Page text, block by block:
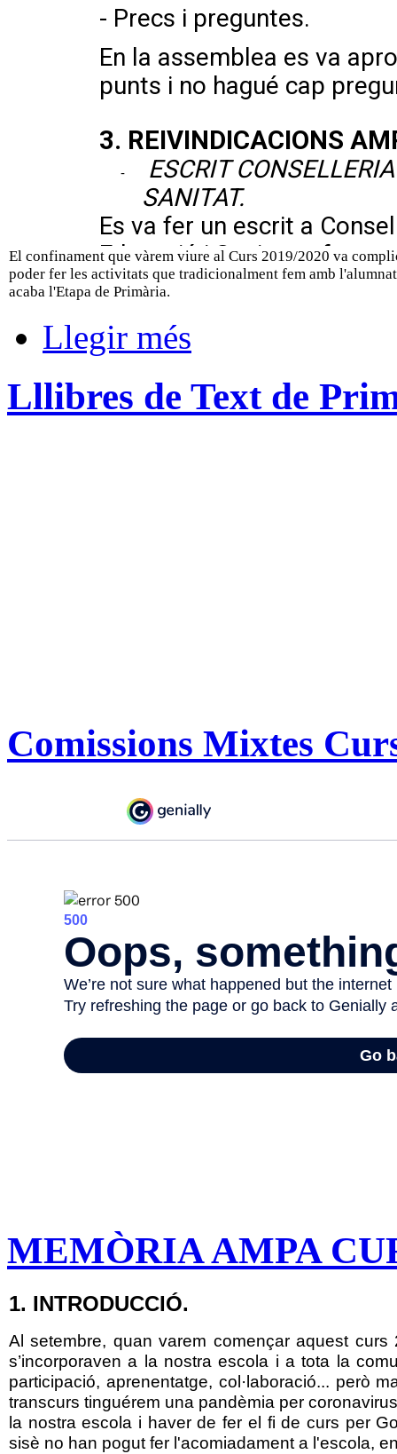
El confinament que vàrem viure al Curs 2019/2020 va
poder fer les activitats que tradicionalment fem amb
acaba l'Etapa de Primària.
Llegir més
Lllibres de Text de
Comissions Mixtes
MEMÒRIA AMPA
1. INTRODUCCIÓ.
Al setembre, quan varem començar aquest
s’incorporaven a la nostra escola i a tota la
participació, aprenentatge, col·laboració... però
transcurs tinguérem una pandèmia per
la nostra escola i haver de fer el fi de curs per
sisè no han pogut fer l'acomiadament a l'escola,